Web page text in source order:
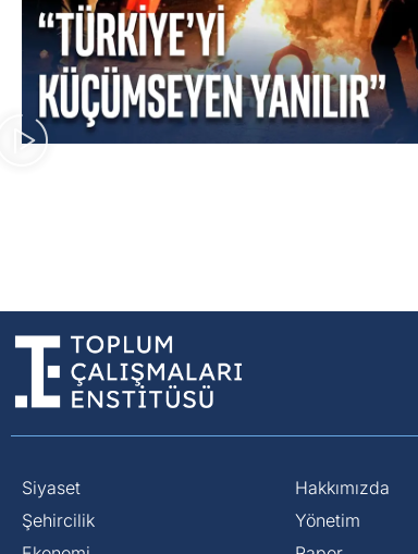
Siyaset
⁠Şehircilik
Hakkımızda
Yönetim